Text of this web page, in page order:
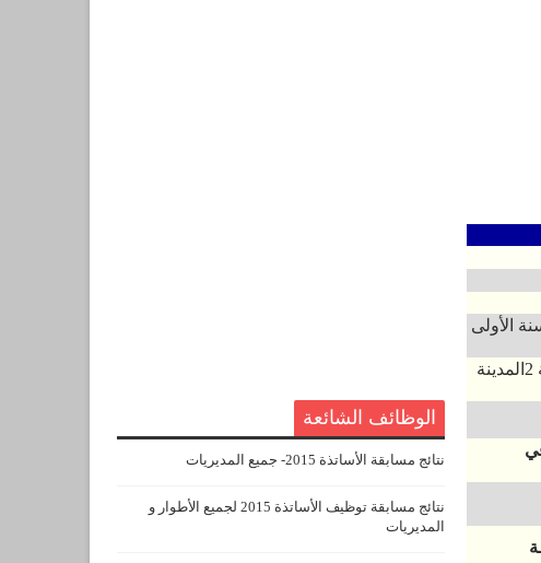
الأولى
مجمع الإعلام الآلي مدرج 4 جامعة قسنطينة 2المدينة
الوظائف الشائعة
نتائج مسابقة الأساتذة 2015- جميع المديريات
نتائج مسابقة توظيف الأساتذة 2015 لجميع الأطوار و
المديريات